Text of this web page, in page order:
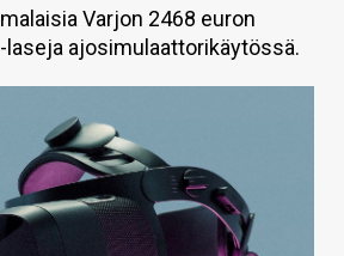
Varjon 2468 euron
laseja ajosimulaattorikäytössä.